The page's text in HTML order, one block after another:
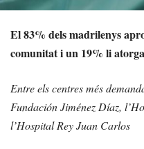
El 83% dels madrilenys
comunitat i un 19% li
Entre els centres més
Fundación Jiménez Díaz,
l’Hospital Rey Juan Carlos